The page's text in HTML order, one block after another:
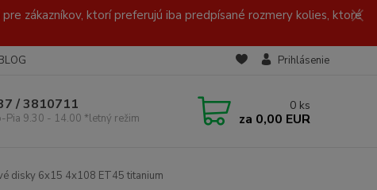
zákazníkov, ktorí preferujú iba predpísané rozmery kolies, ktoré
Prihlásenie
/ 3810711
Pia 9.30 - 14.00 *letný režim
0 ks
za 0,00 EUR
disky 6x15 4x108 ET45 titanium